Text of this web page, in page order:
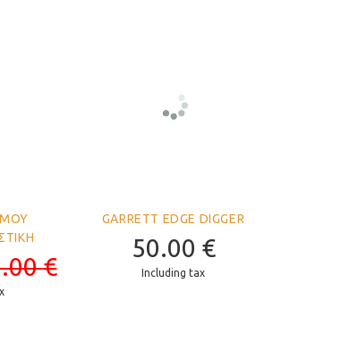
€
GARRETT EDGE DIGGER
50.00 €
Including tax